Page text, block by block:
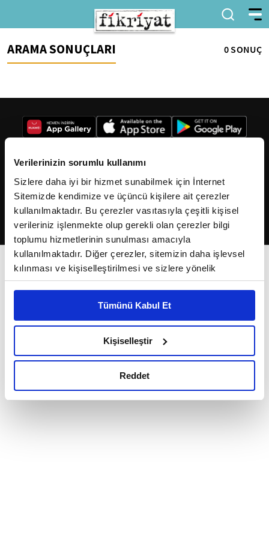
Verilerinizin sorumlu kullanımı
Sizlere daha iyi bir hizmet sunabilmek için İnternet
Sitemizde kendimize ve üçüncü kişilere ait çerezler
kullanılmaktadır. Bu çerezler vasıtasıyla çeşitli kişisel
verileriniz işlenmekte olup gerekli olan çerezler bilgi
toplumu hizmetlerinin sunulması amacıyla
kullanılmaktadır. Diğer çerezler, sitemizin daha işlevsel
kılınması ve kişiselleştirilmesi ve sizlere yönelik
reklam/pazarlama faaliyetlerinin yapılması, amaçlarıyla
Çerezlere ilişkin tercihlerinizi çerez paneli vasıtasıyla
belirleyebilirsiniz. Çerezlere ilişkin detaylı bilgi için
Ayarlar butonuna tıklayabilir,Çerez Bilgilendirme
Metnimizi ziyaret edebilirsiniz.
okumak ve sitemizi ziyaretiniz kapsamında
Tümünü Kabul Et
Kişiselleştir
Reddet
ARAMA SONUÇLARI 0 SONUÇ
2026Fikriyat. Tüm hakları saklıdır.